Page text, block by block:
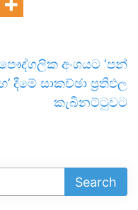
අංශයට ‘පන්
දීමේ සාකච්ඡා ප්‍රතිඵල
කැබිනට්ටුවට